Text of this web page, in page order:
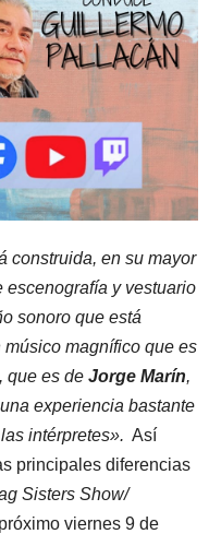
construida, en su mayor
escenografía y vestuario
sonoro que está
magnífico que es
que es de Jorge Marín,
experiencia bastante
intérpretes». Así
principales diferencias
Sisters Show/
viernes 9 de